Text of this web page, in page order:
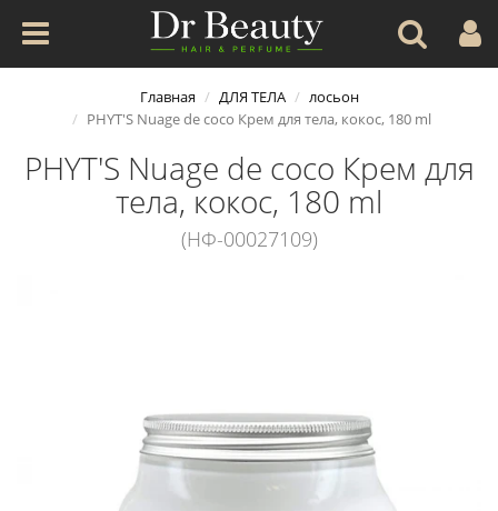
Главная ДЛЯ ТЕЛА
лосьон
PHYT'S Nuage de coco Крем для тела, кокос, 180 ml
PHYT'S Nuage de coco Крем для
тела, кокос, 180 ml
(НФ-00027109)